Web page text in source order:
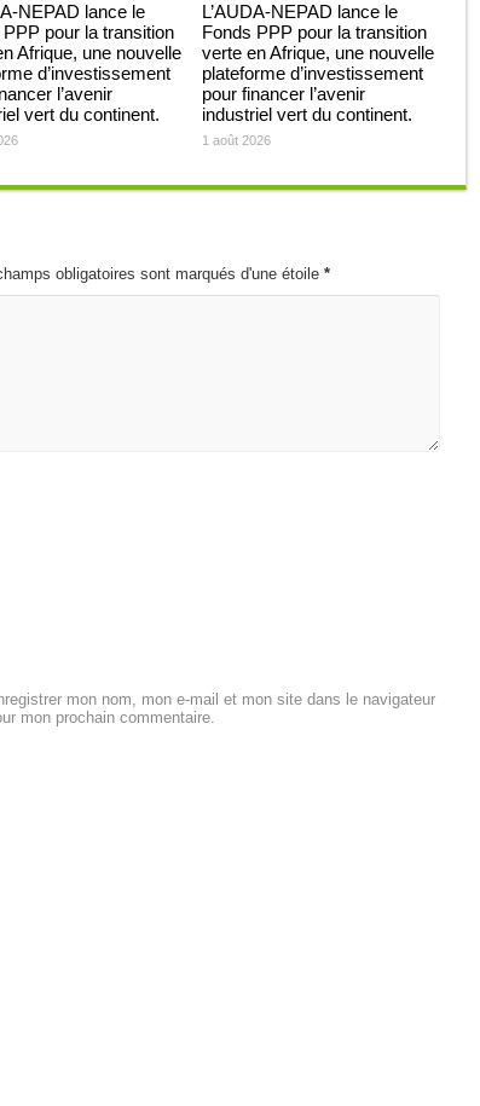
NEPAD lance le
pour la transition
Afrique, une nouvelle
d’investissement
l’avenir
vert du continent.
L’AUDA-NEPAD lance le
Fonds PPP pour la transition
verte en Afrique, une nouvelle
plateforme d’investissement
pour financer l’avenir
industriel vert du continent.
1 août 2026
obligatoires sont marqués d'une étoile *
mon nom, mon e-mail et mon site dans le navigateur
mon prochain commentaire.